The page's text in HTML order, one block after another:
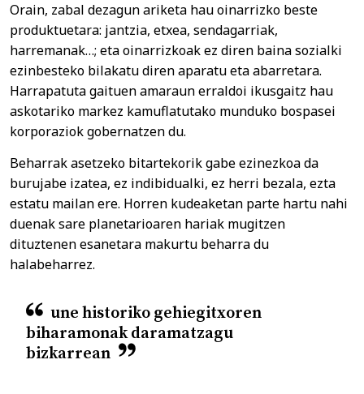
Orain, zabal dezagun ariketa hau oinarrizko beste
produktuetara: jantzia, etxea, sendagarriak,
harremanak…; eta oinarrizkoak ez diren baina sozialki
ezinbesteko bilakatu diren aparatu eta abarretara.
Harrapatuta gaituen amaraun erraldoi ikusgaitz hau
askotariko markez kamuflatutako munduko bospasei
korporaziok gobernatzen du.
Beharrak asetzeko bitartekorik gabe ezinezkoa da
burujabe izatea, ez indibidualki, ez herri bezala, ezta
estatu mailan ere. Horren kudeaketan parte hartu nahi
duenak sare planetarioaren hariak mugitzen
dituztenen esanetara makurtu beharra du
halabeharrez.
une historiko gehiegitxoren
biharamonak daramatzagu
bizkarrean